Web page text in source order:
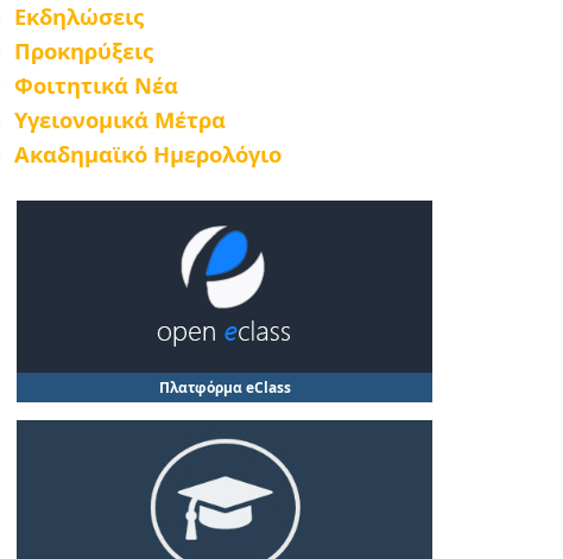
Εκδηλώσεις
Προκηρύξεις
Φοιτητικά Νέα
Υγειονομικά Μέτρα
Ακαδημαϊκό Ημερολόγιο
Πλατφόρμα eClass